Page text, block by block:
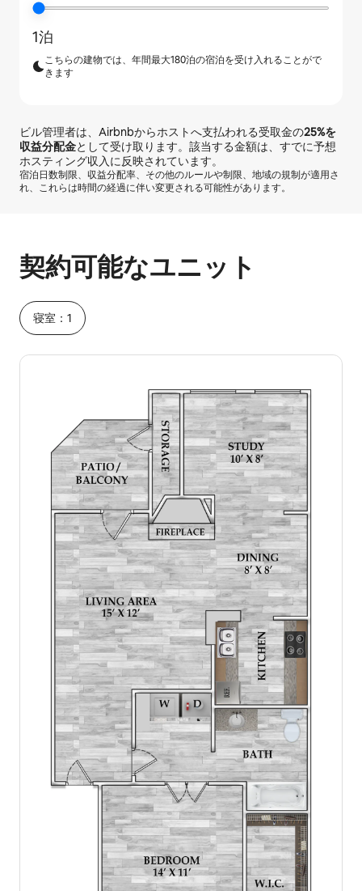
1泊
こちらの建物では、年間最大180泊の宿泊を受け入れることがで
きます
ビル管理者は、Airbnbからホストへ支払われる受取金の25%を
収益分配金として受け取ります。該当する金額は、すでに予想
ホスティング収入に反映されています。
宿泊日数制限、収益分配率、その他のルールや制限、地域の規制が適用さ
れ、これらは時間の経過に伴い変更される可能性があります。
契約可能なユニット
寝室：1